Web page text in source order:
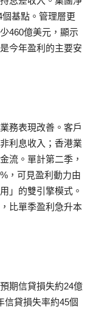
基點。管理層更
460億美元，顯示
今年盈利的主要安
務表現改善。客戶
利息收入；香港業
流。單計第二季，
，可見盈利動力由
」的雙引擎模式。
比單季盈利急升本
期信貸損失約24億
信貸損失率約45個